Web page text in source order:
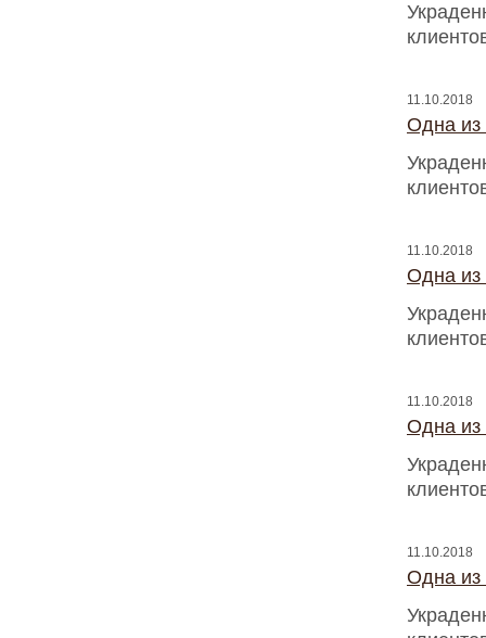
11.10.2018
Одна из
11.10.2018
Одна из
11.10.2018
Одна из
11.10.2018
Одна из